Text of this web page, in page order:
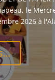
le
2026 à